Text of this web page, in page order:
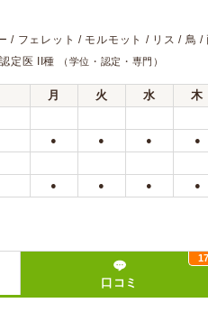
/ フェレット / モルモット / リス / 鳥 /
定医 II種
（学位・認定・専門）
月 火 水 木
● ● ● ●
● ● ● ●
口コミ
17